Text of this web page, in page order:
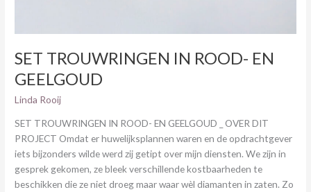
SET TROUWRINGEN IN ROOD- EN
GEELGOUD
Linda Rooij
SET TROUWRINGEN IN ROOD- EN GEELGOUD _ OVER DIT
PROJECT Omdat er huwelijksplannen waren en de opdrachtgever
iets bijzonders wilde werd zij getipt over mijn diensten. We zijn in
gesprek gekomen, ze bleek verschillende kostbaarheden te
beschikken die ze niet droeg maar waar wèl diamanten in zaten. Zo